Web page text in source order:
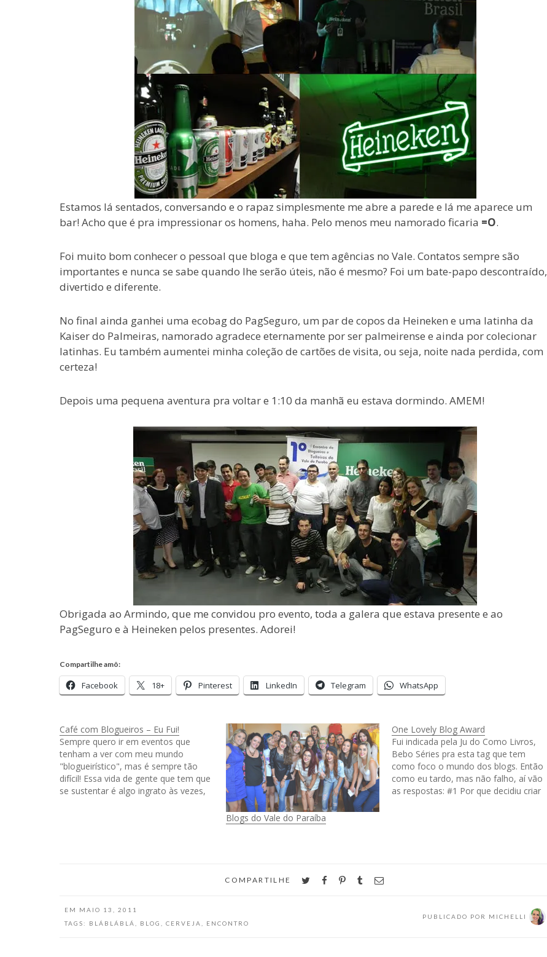
Estamos lá sentados, conversando e o rapaz simplesmente me abre a parede e lá me aparece um
bar! Acho que é pra impressionar os homens, haha. Pelo menos meu namorado ficaria =O.
Foi muito bom conhecer o pessoal que bloga e que tem agências no Vale. Contatos sempre são
importantes e nunca se sabe quando lhe serão úteis, não é mesmo? Foi um bate-papo descontraído,
divertido e diferente.
No final ainda ganhei uma ecobag do PagSeguro, um par de copos da Heineken e uma latinha da
Kaiser do Palmeiras, namorado agradece eternamente por ser palmeirense e ainda por colecionar
latinhas. Eu também aumentei minha coleção de cartões de visita, ou seja, noite nada perdida, com
certeza!
Depois uma pequena aventura pra voltar e 1:10 da manhã eu estava dormindo. AMEM!
Obrigada ao Armindo, que me convidou pro evento, toda a galera que estava presente e ao
PagSeguro e à Heineken pelos presentes. Adorei!
Compartilhe amô:
Facebook 18+ Pinterest LinkedIn Telegram WhatsApp
Café com Blogueiros – Eu Fui!
Sempre quero ir em eventos que
tenham a ver com meu mundo
"blogueirístico", mas é sempre tão
difícil! Essa vida de gente que tem que
se sustentar é algo ingrato às vezes,
Blogs do Vale do Paraíba
One Lovely Blog Award
Fui indicada pela Ju do Como Livros,
Bebo Séries pra esta tag que tem
como foco o mundo dos blogs. Então
como eu tardo, mas não falho, aí vão
as respostas: #1 Por que decidiu criar
COMPARTILHE twitterfacebookpinterest
tumblr
EM
MAIO 13, 2011
TAGS:
BLÁBLÁBLÁ BLOG CERVEJA ENCONTRO
PUBLICADO POR MICHELLI